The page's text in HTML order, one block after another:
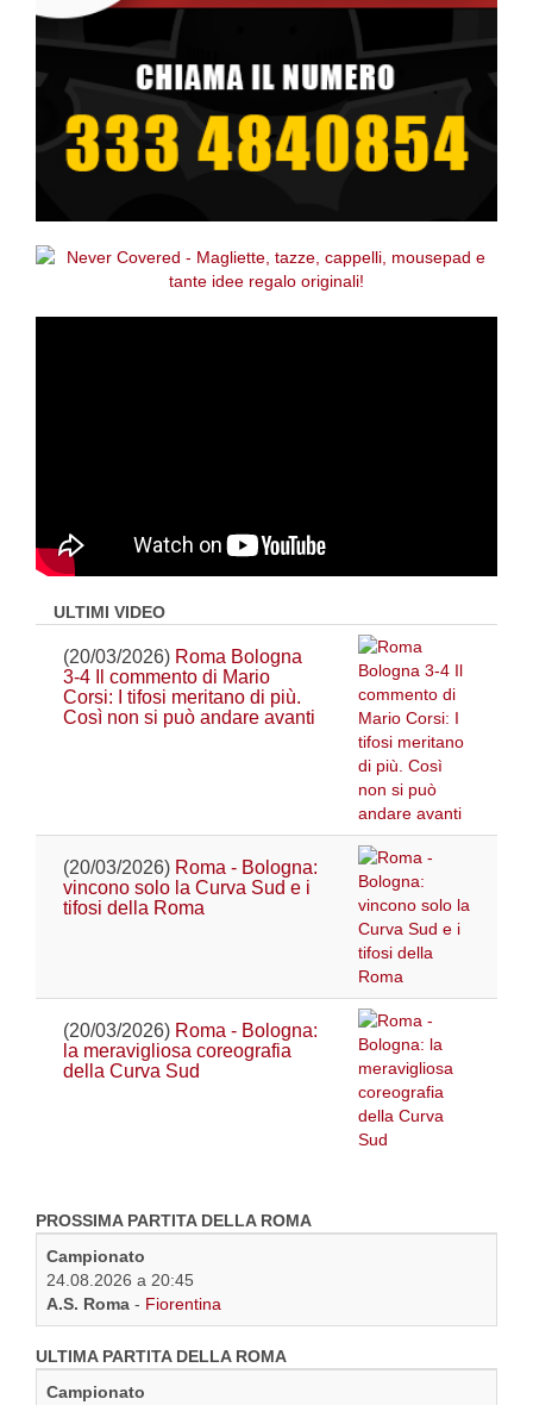
ULTIMI VIDEO
(20/03/2026) Roma Bologna
3-4 Il commento di Mario
Corsi: I tifosi meritano di più.
Così non si può andare avanti
(20/03/2026) Roma - Bologna:
vincono solo la Curva Sud e i
tifosi della Roma
(20/03/2026) Roma - Bologna:
la meravigliosa coreografia
della Curva Sud
PROSSIMA PARTITA DELLA ROMA
Campionato
24.08.2026 a 20:45
A.S. Roma - Fiorentina
ULTIMA PARTITA DELLA ROMA
Campionato